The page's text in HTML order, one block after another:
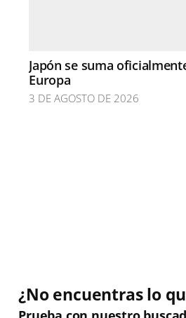
Japón se suma
Europa
3 DE AGOSTO DE 2026
¿No encuentras lo